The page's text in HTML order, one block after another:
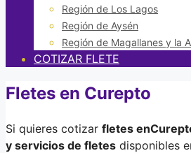
Región de Los Lagos
Región de Aysén
Región de Magallanes y la
COTIZAR FLETE
Fletes en Curepto
Si quieres cotizar fletes en
y servicios de fletes disponibles